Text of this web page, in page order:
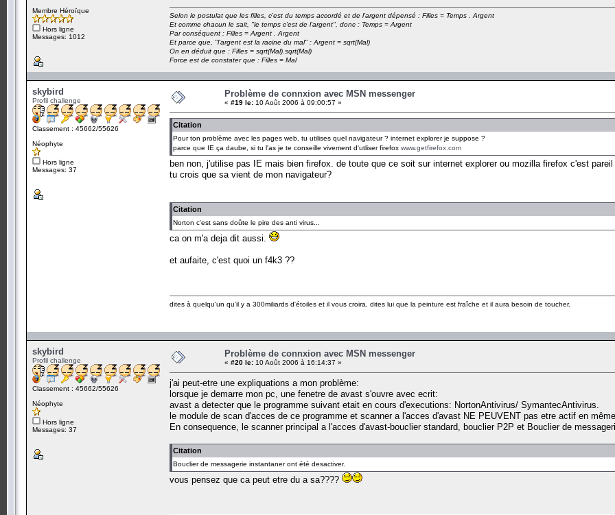
Membre Héroïque
Hors ligne
Messages: 1012
Selon le postulat que les filles, c'est du temps accordé et de l'argent dépensé : Filles = Temps . Argent
Et comme chacun le sait, "le temps c'est de l'argent", donc : Temps = Argent
Par conséquent : Filles = Argent . Argent
Et parce que, "l'argent est la racine du mal" : Argent = sqrt(Mal)
On en déduit que : Filles = sqrt(Mal).sqrt(Mal)
Force est de constater que : Filles = Mal
skybird
Profil challenge
Classement : 45662/55626
Néophyte
Hors ligne
Messages: 37
Problème de connxion avec MSN messenger
« #19 le: 10 Août 2006 à 09:00:57 »
Citation
Pour ton problème avec les pages web, tu utilises quel navigateur ? internet explorer je suppose ?
parce que IE ça daube, si tu l'as je te conseille vivement d'utliser firefox www.getfirefox.com
ben non, j'utilise pas IE mais bien firefox. de toute que ce soit sur internet explorer ou mozilla firefox c'est pareil
tu crois que sa vient de mon navigateur?
Citation
Norton c'est sans doûte le pire des anti virus...
ca on m'a deja dit aussi.
et aufaite, c'est quoi un f4k3 ??
dites à quelqu'un qu'il y a 300miliards d'étoiles et il vous croira, dites lui que la peinture est fraîche et il aura besoin de toucher.
skybird
Profil challenge
Classement : 45662/55626
Néophyte
Hors ligne
Messages: 37
Problème de connxion avec MSN messenger
« #20 le: 10 Août 2006 à 16:14:37 »
j'ai peut-etre une expliquations a mon problème:
lorsque je demarre mon pc, une fenetre de avast s'ouvre avec ecrit:
avast a detecter que le programme suivant etait en cours d'executions: NortonAntivirus/ SymantecAntivirus.
le module de scan d'acces de ce programme et scanner a l'acces d'avast NE PEUVENT pas etre actif en
En consequence, le scanner principal a l'acces d'avast-bouclier standard, bouclier P2P et Bouclier de
Citation
Bouclier de messagerie instantaner ont été desactiver.
vous pensez que ca peut etre du a sa????